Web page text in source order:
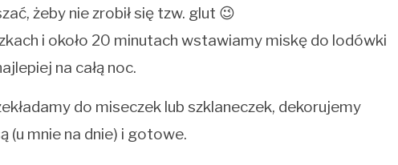
żeby nie zrobił się tzw. glut 😉
i około 20 minutach wstawiamy miskę do lodówki
na całą noc.
do miseczek lub szklaneczek, dekorujemy
(u mnie na dnie) i gotowe.